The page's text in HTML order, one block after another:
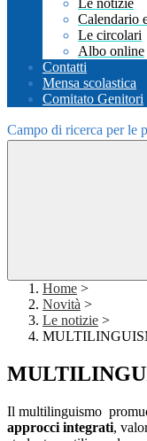
Le notizie
Calendario
Le circolari
Albo online
Contatti
Mensa scolastica
Comitato Genitori
Campo di ricerca per le
Home >
Novità >
Le notizie >
Il multilinguismo
approcci integrati,